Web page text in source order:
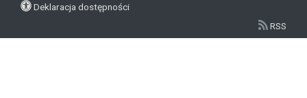
Deklaracja dostępności
RSS